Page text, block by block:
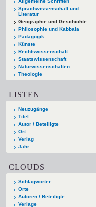
Sprachwissenschaft und
Literatur
Geographie und Geschichte
Philosophie und Kabbala
Pädagogik
Künste
Rechtswissenschaft
Staatswissenschaft
Naturwissenschaften
Theologie
LISTEN
Neuzugänge
Titel
Autor / Beteiligte
Ort
Verlag
Jahr
CLOUDS
Schlagwörter
Orte
Autoren / Beteiligte
Verlage